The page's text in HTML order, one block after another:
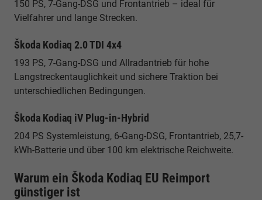
150 PS, 7-Gang-DSG und Frontantrieb – ideal für
Vielfahrer und lange Strecken.
Škoda Kodiaq 2.0 TDI 4x4
193 PS, 7-Gang-DSG und Allradantrieb für hohe
Langstreckentauglichkeit und sichere Traktion bei
unterschiedlichen Bedingungen.
Škoda Kodiaq iV Plug-in-Hybrid
204 PS Systemleistung, 6-Gang-DSG, Frontantrieb, 25,7-
kWh-Batterie und über 100 km elektrische Reichweite.
Warum ein Škoda Kodiaq EU Reimport
günstiger ist